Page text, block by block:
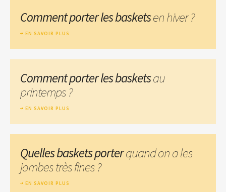
Comment porter les basketsen hiver ?
EN SAVOIR PLUS
Comment porter les basketsau
printemps ?
EN SAVOIR PLUS
Quelles baskets porterquand on a les
jambes très fines ?
EN SAVOIR PLUS